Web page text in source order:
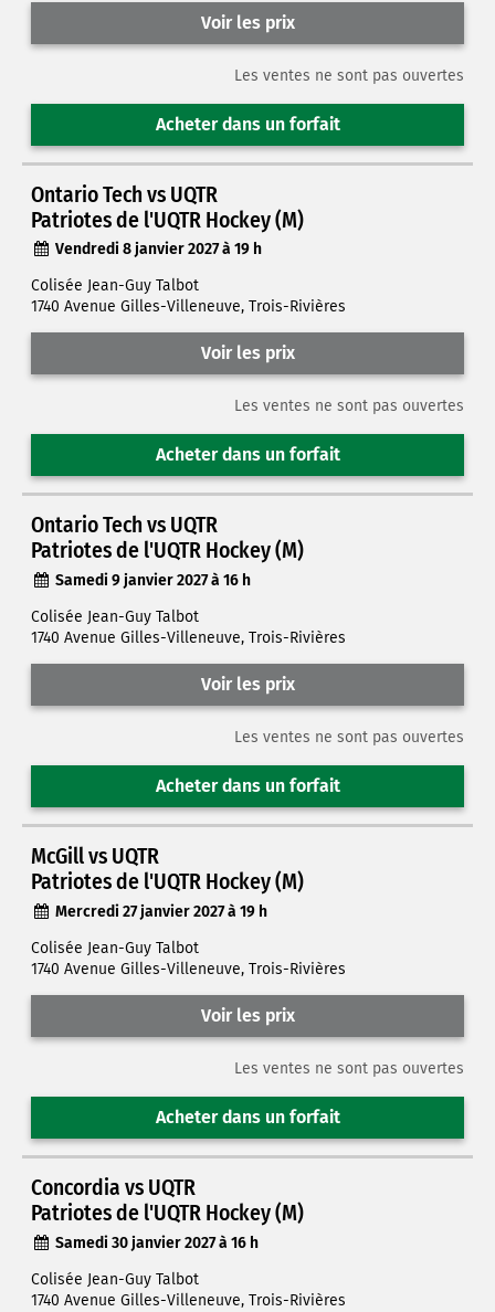
Voir les prix
Les ventes ne sont pas ouvertes
Acheter dans un forfait
Ontario Tech vs UQTR
Patriotes de l'UQTR Hockey (M)
Vendredi 8 janvier 2027 à 19 h
Colisée Jean-Guy Talbot
1740 Avenue Gilles-Villeneuve, Trois-Rivières
Voir les prix
Les ventes ne sont pas ouvertes
Acheter dans un forfait
Ontario Tech vs UQTR
Patriotes de l'UQTR Hockey (M)
Samedi 9 janvier 2027 à 16 h
Colisée Jean-Guy Talbot
1740 Avenue Gilles-Villeneuve, Trois-Rivières
Voir les prix
Les ventes ne sont pas ouvertes
Acheter dans un forfait
McGill vs UQTR
Patriotes de l'UQTR Hockey (M)
Mercredi 27 janvier 2027 à 19 h
Colisée Jean-Guy Talbot
1740 Avenue Gilles-Villeneuve, Trois-Rivières
Voir les prix
Les ventes ne sont pas ouvertes
Acheter dans un forfait
Concordia vs UQTR
Patriotes de l'UQTR Hockey (M)
Samedi 30 janvier 2027 à 16 h
Colisée Jean-Guy Talbot
1740 Avenue Gilles-Villeneuve, Trois-Rivières